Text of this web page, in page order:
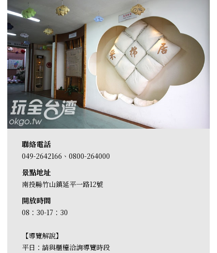
聯絡電話
049-2642166、0800-264000
景點地址
南投縣竹山鎮延平一路12號
開放時間
08：30-17：30
【導覽解說】
平日：請與櫃檯洽詢導覽時段